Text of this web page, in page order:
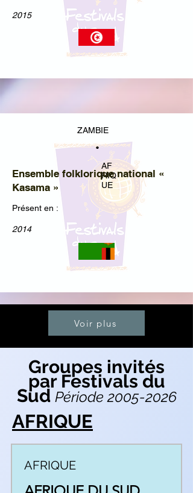
2015
ZAMBIE
•
AF
RIQ
UE
Ensemble folklorique national «
Kasama »
Présent en :
2014
Voir plus
Groupes invités
par Festivals du
Sud Période2005-2026
AFRIQUE
AFRIQUE